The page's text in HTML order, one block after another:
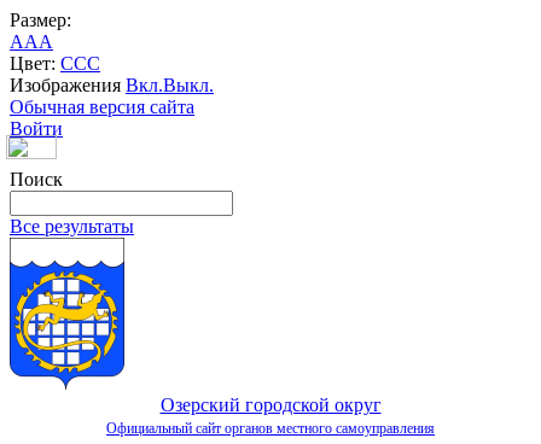
Размер:
AAA
Цвет: CCC
Изображения Вкл.Выкл.
Обычная версия сайта
Войти
Поиск
Все результаты
Озерский городской округ
Официальный сайт органов местного самоуправления